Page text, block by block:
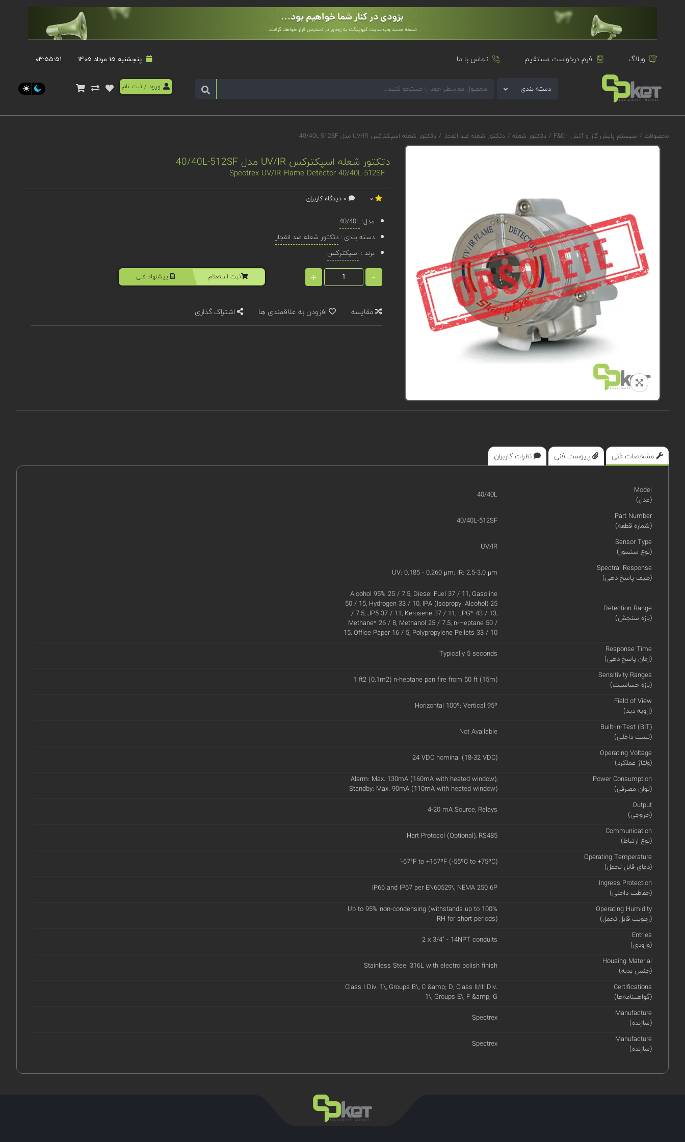
وبلاگ فرم درخواست مستقیم تماس با ما پنجشنبه 15 مرداد 1405 ۰۳:۵۵:۵۱
دسته بندی ورود / ثبت نام
محصولات / سیستم پایش گاز و آتش - F&G / دتکتور شعله / دتکتور شعله ضد انفجار / دتکتور شعله اسپکترکس UV/IR مدل 40/40L-512SF
دتکتور شعله اسپکترکس UV/IR مدل 40/40L-512SF
Spectrex UV/IR Flame Detector 40/40L-512SF
مدل:40/40L
دسته بندی :دتکتور شعله ضد انفجار
برند : اسپکترکس
-
+ ثبت استعلام پیشنهاد فنی
مقایسه افزودن به علاقمندی ها اشتراک گذاری
مشخصات فنی پیوست فنی نظرات کاربران
Model
(مدل)
40/40L
Part Number
(شماره قطعه)
40/40L-512SF
Sensor Type
(نوع سنسور)
UV/IR
Spectral Response
(طیف پاسخ دهی)
UV: 0.185 - 0.260 μm; IR: 2.5-3.0 μm
Detection Range
(بازه سنجش)
Alcohol 95% 25 / 7.5, Diesel Fuel 37 / 11, Gasoline
50 / 15, Hydrogen 33 / 10, IPA (Isopropyl Alcohol) 25
/ 7.5, JP5 37 / 11, Kerosene 37 / 11, LPG* 43 / 13,
Methane* 26 / 8, Methanol 25 / 7.5, n-Heptane 50 /
15, Office Paper 16 / 5, Polypropylene Pellets 33 / 10
Response Time
(زمان پاسخ دهی)
Typically 5 seconds
Sensitivity Ranges
(بازه حساسیت)
1 ft2 (0.1m2) n-heptane pan fire from 50 ft (15m)
Field of View
(زاویه دید)
Horizontal 100º; Vertical 95º
Built-in-Test (BIT)
(تست داخلی)
Not Available
Operating Voltage
(ولتاژ عملکرد)
24 VDC nominal (18-32 VDC)
Power Consumption
(توان مصرفی)
Alarm: Max. 130mA (160mA with heated window),
Standby: Max. 90mA (110mA with heated window)
Output
(خروجی)
4-20 mA Source, Relays
Communication
(نوع ارتباط)
Hart Protocol (Optional), RS485
Operating Temperature
(دمای قابل تحمل)
'-67°F to +167ºF (-55ºC to +75ºC)
Ingress Protection
(حفاظت داخلی)
IP66 and IP67 per EN60529\, NEMA 250 6P
Operating Humidity
(رطوبت قابل تحمل)
Up to 95% non-condensing (withstands up to 100%
RH for short periods)
Entries
(ورودی)
2 x 3/4" - 14NPT conduits
Housing Material
(جنس بدنه)
Stainless Steel 316L with electro polish finish
Certifications
(گواهینامه‌ها)
Class I Div. 1\, Groups B\, C &amp; D, Class II/III Div.
1\, Groups E\, F &amp; G
Manufacture
(سازنده)
Spectrex
Manufacture
(سازنده)
Spectrex